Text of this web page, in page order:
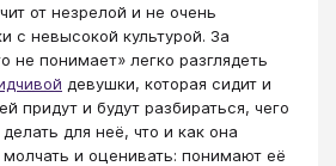
от незрелой и не очень
с невысокой культурой. За
не понимает» легко разглядеть
девушки, которая сидит и
придут и будут разбираться, чего
для неё, что и как она
молчать и оценивать: понимают её